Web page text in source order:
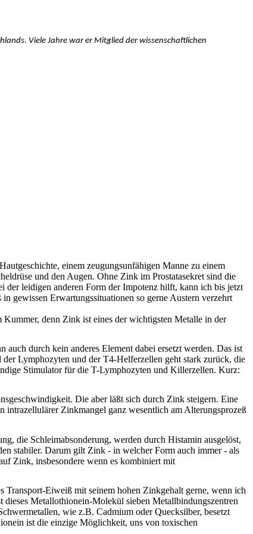
Viele Jahre war er Mitglied der wissenschaftlichen
einem zeugungsunfähigen Manne zu einem
und den Augen. Ohne Zink im Prostatasekret sind die
leidigen anderen Form der Impotenz hilft, kann ich bis jetzt
gewissen Erwartungssituationen so gerne Austern verzehrt
denn Zink ist eines der wichtigsten Metalle in der
durch kein anderes Element dabei ersetzt werden. Das ist
Lymphozyten und der T4-Helferzellen geht stark zurück, die
Stimulator für die T-Lymphozyten und Killerzellen. Kurz:
Die aber läßt sich durch Zink steigern. Eine
intrazellulärer Zinkmangel ganz wesentlich am Alterungsprozeß
die Schleimabsonderung, werden durch Histamin ausgelöst,
stabiler. Darum gilt Zink - in welcher Form auch immer - als
Zink, insbesondere wenn es kombiniert mit
Eiweiß mit seinem hohen Zinkgehalt gerne, wenn ich
dieses Metallothionein-Molekül sieben Metallbindungszentren
wie z.B. Cadmium oder Quecksilber, besetzt
ist die einzige Möglichkeit, uns von toxischen